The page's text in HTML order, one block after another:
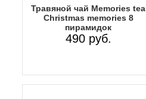
Травяной чай Memories tea
Christmas memories 8
пирамидок
490 руб.